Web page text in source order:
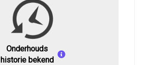
Onderhouds
historie bekend